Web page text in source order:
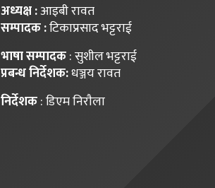
अध्यक्ष :आइबी रावत
सम्पादक :टिकाप्रसाद भट्टराई
भाषा सम्पादक: सुशील भट्टराई
प्रबन्ध निर्देशक:धञ्जय रावत
निर्देशक: डिएम निराैला